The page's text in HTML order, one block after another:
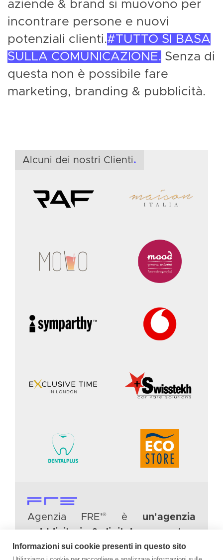
aziende & brand si muovono per
incontrare persone e nuovi
potenziali clienti.
TUTTO SI BASA
SULLA COMUNICAZIONE. Senza di
questa non è possibile fare
marketing, branding & pubblicità.
Alcuni dei nostri Clienti.
Agenzia FRE'®è un'agenzia
pubblicitaria & digitalecon sede a
Roma. Aiutiamo PROFESSIONISTI
Informazioni sui cookie presenti in questo sito